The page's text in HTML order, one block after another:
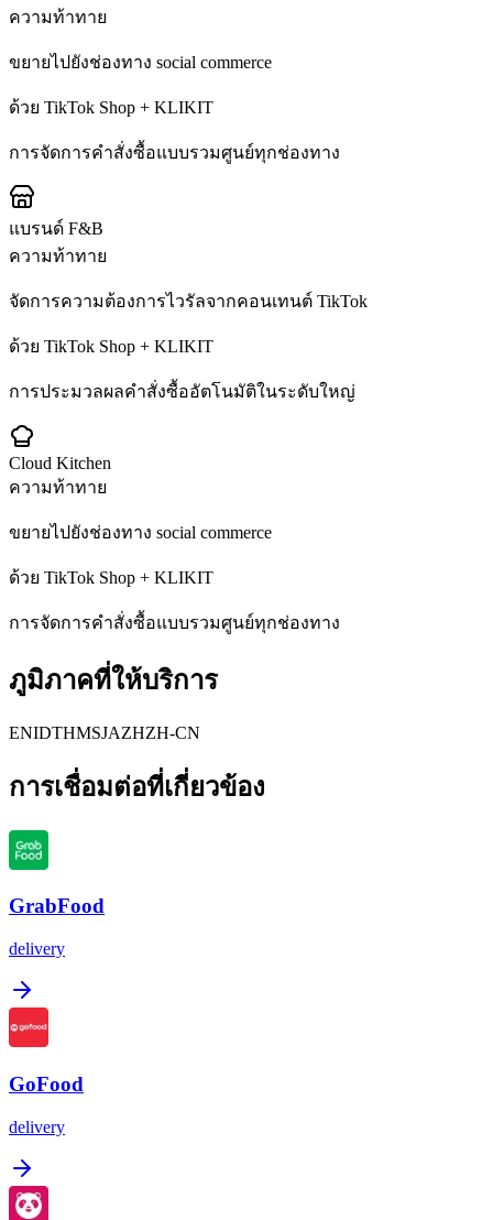
ความท้าทาย
ขยายไปยังช่องทาง social commerce
ด้วย TikTok Shop + KLIKIT
การจัดการคำสั่งซื้อแบบรวมศูนย์ทุกช่องทาง
แบรนด์ F&B
ความท้าทาย
จัดการความต้องการไวรัลจากคอนเทนต์ TikTok
ด้วย TikTok Shop + KLIKIT
การประมวลผลคำสั่งซื้ออัตโนมัติในระดับใหญ่
Cloud Kitchen
ความท้าทาย
ขยายไปยังช่องทาง social commerce
ด้วย TikTok Shop + KLIKIT
การจัดการคำสั่งซื้อแบบรวมศูนย์ทุกช่องทาง
ภูมิภาคที่ให้บริการ
ENIDTHMSJAZHZH-CN
การเชื่อมต่อที่เกี่ยวข้อง
GrabFood
delivery
GoFood
delivery